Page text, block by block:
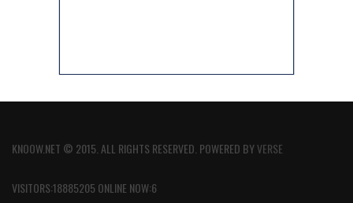
KNOOW.NET © 2015. ALL RIGHTS RESERVED. POWERED BYVERSE
VISITORS:18885205 ONLINE NOW:6